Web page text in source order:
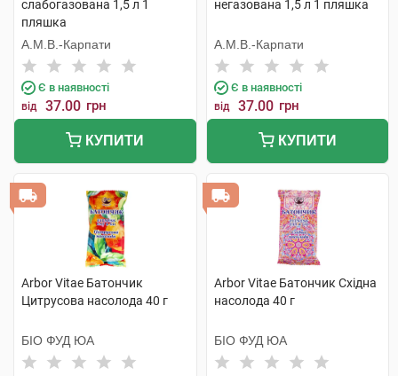
слабогазована 1,5 л 1
пляшка
А.М.В.-Карпати
Є в наявності
від 37.00 грн
КУПИТИ
негазована 1,5 л 1 пляшка
А.М.В.-Карпати
Є в наявності
від 37.00 грн
КУПИТИ
Arbor Vitae Батончик
Цитрусова насолода 40 г
БІО ФУД ЮА
Arbor Vitae Батончик Східна
насолода 40 г
БІО ФУД ЮА